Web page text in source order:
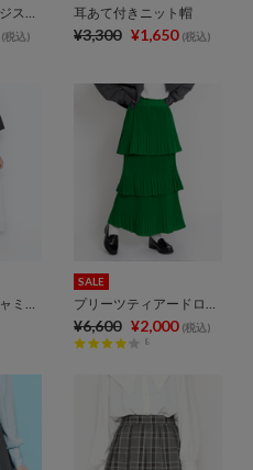
ボリュームフリンジストール
(税込)
耳あて付きニット帽
¥3,300 ¥1,650 (税込)
コットンレースキャミワンピース
SALE
プリーツティアードロングスカート
¥6,600 ¥2,000 (税込)
8